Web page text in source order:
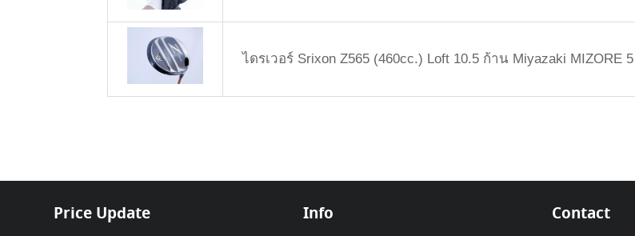
ไดรเวอร์ Srixon Z565 (460cc.) Loft 10.5 ก้าน Miyazaki MIZORE
Price Update Info Contact